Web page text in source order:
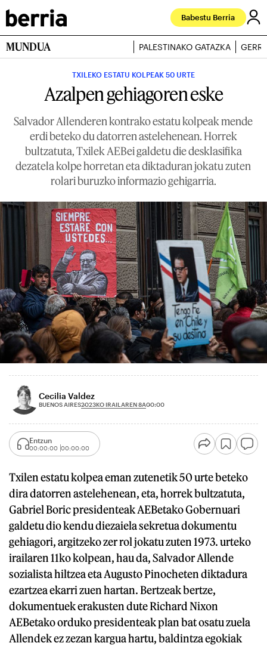
Babestu Berria
MUNDUA PALESTINAKO GATAZKA
TXILEKO ESTATU KOLPEAK 50 URTE
Azalpen gehiagoren eske
Salvador Allenderen kontrako estatu kolpeak mende
erdi beteko du datorren astelehenean. Horrek
bultzatuta, Txilek AEBei galdetu die desklasifika
dezatela kolpe horretan eta diktaduran jokatu zuten
rolari buruzko informazio gehigarria.
Cecilia Valdez
BUENOS AIRES2023KO IRAILAREN 8A00:00
Entzun
00:00:00 00:00:00
Txilen estatu kolpea eman zutenetik 50 urte beteko
dira datorren astelehenean, eta, horrek bultzatuta,
Gabriel Boric presidenteak AEBetako Gobernuari
galdetu dio kendu diezaiela sekretua dokumentu
gehiagori, argitzeko zer rol jokatu zuten 1973. urteko
irailaren 11ko kolpean, hau da, Salvador Allende
sozialista hiltzea eta Augusto Pinocheten diktadura
ezartzea ekarri zuen hartan. Bertzeak bertze,
dokumentuek erakusten dute Richard Nixon
AEBetako orduko presidenteak plan bat osatu zuela
Allendek ez zezan kargua hartu, baldintza egokiak